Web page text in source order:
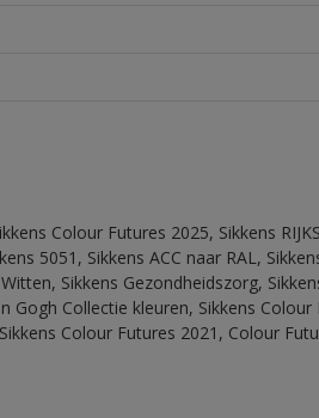
Colour Futures 2025, Sikkens
5051, Sikkens ACC naar RAL,
Sikkens Gezondheidszorg,
Gogh Collectie kleuren, Sikkens Colour
Colour Futures 2021, Colour